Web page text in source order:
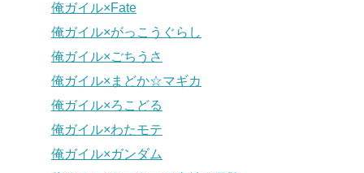
俺ガイル×Fate
俺ガイル×がっこうぐらし
俺ガイル×ごちうさ
俺ガイル×まどか☆マギカ
俺ガイル×ろこどる
俺ガイル×わたモテ
俺ガイル×ガンダム